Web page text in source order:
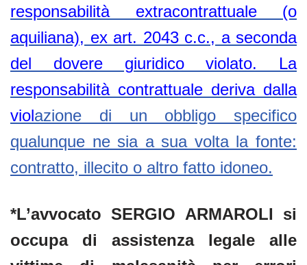
responsabilità extracontrattuale (o
aquiliana), ex art. 2043 c.c., a seconda
del dovere giuridico violato. La
responsabilità contrattuale deriva dalla
violazione di un obbligo specifico
qualunque ne sia a sua volta la fonte:
contratto, illecito o altro fatto idoneo.
*L’avvocato SERGIO ARMAROLI si
occupa di assistenza legale alle